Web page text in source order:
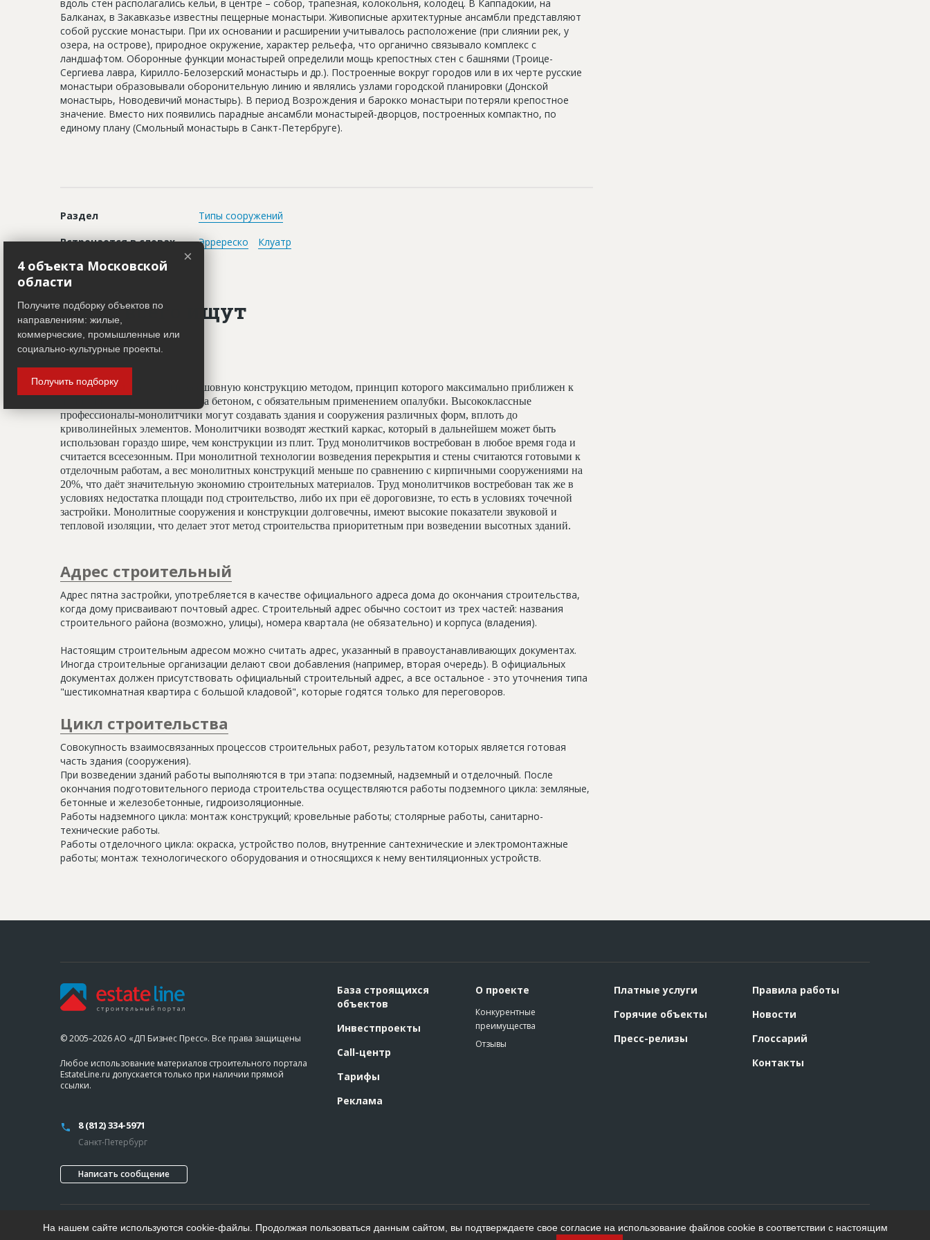
вдоль стен располагались кельи, в центре – собор, трапезная, колокольня, колодец. В Каппадокии, на
Балканах, в Закавказье известны пещерные монастыри. Живописные архитектурные ансамбли представляют
собой русские монастыри. При их основании и расширении учитывалось расположение (при слиянии рек, у
озера, на острове), природное окружение, характер рельефа, что органично связывало комплекс с
ландшафтом. Оборонные функции монастырей определили мощь крепостных стен с башнями (Троице-
Сергиева лавра, Кирилло-Белозерский монастырь и др.). Построенные вокруг городов или в их черте русские
монастыри образовывали оборонительную линию и являлись узлами городской планировки (Донской
монастырь, Новодевичий монастырь). В период Возрождения и барокко монастыри потеряли крепостное
значение. Вместо них появились парадные ансамбли монастырей-дворцов, построенных компактно, по
единому плану (Смольный монастырь в Санкт-Петербруге).
Раздел
Типы сооружений
Встречается в словах
Эрререско Клуатр
Чаще всего ищут
Монолитчики
Специалисты, создающие бесшовную конструкцию методом, принцип которого максимально приближен к
принципу заливки фундамента бетоном, с обязательным применением опалубки. Высококлассные
профессионалы-монолитчики могут создавать здания и сооружения различных форм, вплоть до
криволинейных элементов. Монолитчики возводят жесткий каркас, который в дальнейшем может быть
использован гораздо шире, чем конструкции из плит. Труд монолитчиков востребован в любое время года и
считается всесезонным. При монолитной технологии возведения перекрытия и стены считаются готовыми к
отделочным работам, а вес монолитных конструкций меньше по сравнению с кирпичными сооружениями на
20%, что даёт значительную экономию строительных материалов. Труд монолитчиков востребован так же в
условиях недостатка площади под строительство, либо их при её дороговизне, то есть в условиях точечной
застройки. Монолитные сооружения и конструкции долговечны, имеют высокие показатели звуковой и
тепловой изоляции, что делает этот метод строительства приоритетным при возведении высотных зданий.
Адрес строительный
Адрес пятна застройки, употребляется в качестве официального адреса дома до окончания строительства,
когда дому присваивают почтовый адрес. Строительный адрес обычно состоит из трех частей: названия
строительного района (возможно, улицы), номера квартала (не обязательно) и корпуса (владения).
Настоящим строительным адресом можно считать адрес, указанный в правоустанавливающих документах.
Иногда строительные организации делают свои добавления (например, вторая очередь). В официальных
документах должен присутствовать официальный строительный адрес, а все остальное - это уточнения типа
"шестикомнатная квартира с большой кладовой", которые годятся только для переговоров.
Цикл строительства
Совокупность взаимосвязанных процессов строительных работ, результатом которых является готовая
часть здания (сооружения).
При возведении зданий работы выполняются в три этапа: подземный, надземный и отделочный. После
окончания подготовительного периода строительства осуществляются работы подземного цикла: земляные,
бетонные и железобетонные, гидроизоляционные.
Работы надземного цикла: монтаж конструкций; кровельные работы; столярные работы, санитарно-
технические работы.
Работы отделочного цикла: окраска, устройство полов, внутренние сантехнические и электромонтажные
работы; монтаж технологического оборудования и относящихся к нему вентиляционных устройств.
© 2005–2026 АО «ДП Бизнес Пресс». Все права защищены
Любое использование материалов строительного портала
EstateLine.ru допускается только при наличии прямой
ссылки.
8 (812) 334-5971
Санкт-Петербург
Написать сообщение
База строящихся
объектов
Инвестпроекты
Call-центр
Тарифы
Реклама
О проекте
Конкурентные
преимущества
Отзывы
Платные услуги
Горячие объекты
Пресс-релизы
Правила работы
Новости
Глоссарий
Контакты
Проект «Делового Петербурга»
Пользовательское соглашение
На нашем сайте используются cookie-файлы. Продолжая пользоваться данным сайтом, вы подтверждаете свое согласие на использование файлов cookie в соответствии с настоящим
×
4 объекта Московской
области
Получите подборку объектов по
направлениям: жилые,
коммерческие, промышленные или
социально-культурные проекты.
Получить подборку